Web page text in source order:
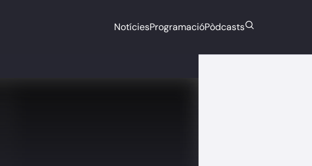
NotíciesProgramacióPòdcasts